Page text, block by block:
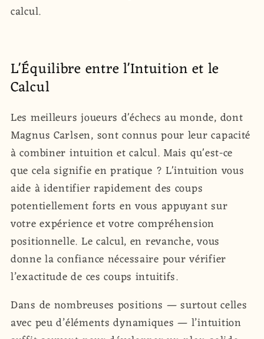
calcul.
L'Équilibre entre l'Intuition et le
Calcul
Les meilleurs joueurs d'échecs au monde, dont
Magnus Carlsen, sont connus pour leur capacité
à combiner intuition et calcul. Mais qu'est-ce
que cela signifie en pratique ? L'intuition vous
aide à identifier rapidement des coups
potentiellement forts en vous appuyant sur
votre expérience et votre compréhension
positionnelle. Le calcul, en revanche, vous
donne la confiance nécessaire pour vérifier
l’exactitude de ces coups intuitifs.
Dans de nombreuses positions — surtout celles
avec peu d’éléments dynamiques — l’intuition